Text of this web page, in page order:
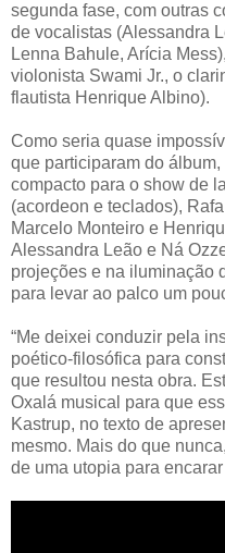
segunda fase, com outras
de vocalistas (Alessandra
Lenna Bahule, Arícia
violonista Swami Jr., o
flautista Henrique Albino).
Como seria quase
que participaram do
compacto para o show de
(acordeon e teclados),
Marcelo Monteiro e
Alessandra Leão e Ná
projeções e na iluminação
para levar ao palco um
“Me deixei conduzir pela
poético-filosófica para
que resultou nesta obra.
Oxalá musical para que
Kastrup, no texto de
mesmo. Mais do que
de uma utopia para